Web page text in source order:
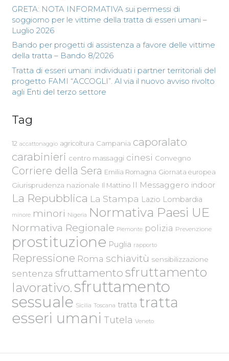
GRETA: NOTA INFORMATIVA sui permessi di
soggiorno per le vittime della tratta di esseri umani –
Luglio 2026
Bando per progetti di assistenza a favore delle vittime
della tratta – Bando 8/2026
Tratta di esseri umani: individuati i partner territoriali del
progetto FAMI “ACCOGLI”. Al via il nuovo avviso rivolto
agli Enti del terzo settore
Tag
12 accattonaggio agricoltura Campania caporalato
carabinieri centro massaggi cinesi Convegno
Corriere della Sera Emilia Romagna Giornata europea
Giurisprudenza nazionale Il Mattino Il Messaggero indoor
La Repubblica La Stampa Lazio Lombardia
minore minori Nigeria Normativa Paesi UE
Normativa Regionale Piemonte polizia Prevenzione
prostituzione Puglia rapporto
Repressione Roma schiavitù sensibilizzazione
sentenza sfruttamento sfruttamento
lavorativo.sfruttamento
sessuale Sicilia Toscana tratta tratta
esseri umani Tutela Veneto